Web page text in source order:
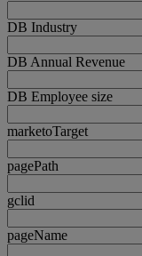
DB Industry
DB Annual Revenue
DB Employee size
marketoTarget
pagePath
gclid
pageName